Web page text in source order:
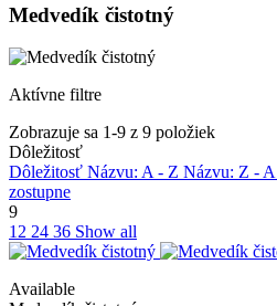
Medvedík čistotný
Aktívne filtre
Zobrazuje sa 1-9 z 9 položiek
Dôležitosť
Dôležitosť Názvu: A - Z Názvu: Z - A
zostupne
9
12 24 36 Show all
Available